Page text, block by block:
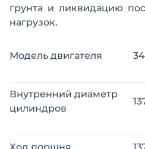
грунта и ликвидацию
нагрузок.
Модель двигателя
Внутренний диаметр
цилиндров